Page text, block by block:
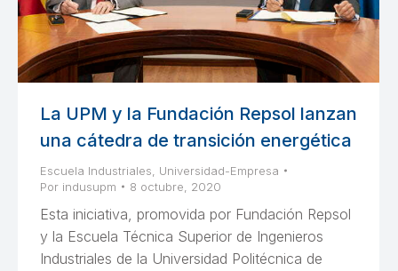
La UPM y la Fundación Repsol lanzan
una cátedra de transición energética
Escuela Industriales, Universidad-Empresa
Por indusupm 8 octubre, 2020
Esta iniciativa, promovida por Fundación Repsol
y la Escuela Técnica Superior de Ingenieros
Industriales de la Universidad Politécnica de